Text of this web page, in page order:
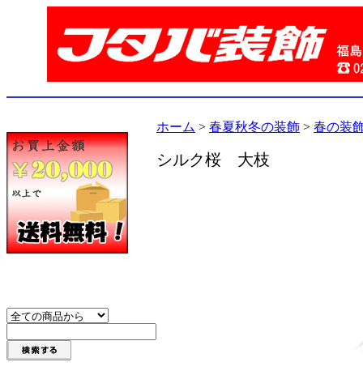
ホーム > 春夏秋冬の装飾 > 春の装
シルク桜 大枝